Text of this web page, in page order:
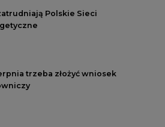
Polskie Sieci
trzeba złożyć wniosek